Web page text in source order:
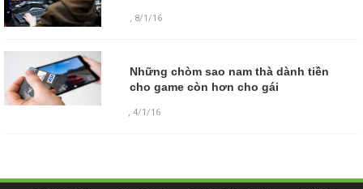
8/1/16
Những chòm sao nam thà dành tiền
cho game còn hơn cho gái
,4/1/16